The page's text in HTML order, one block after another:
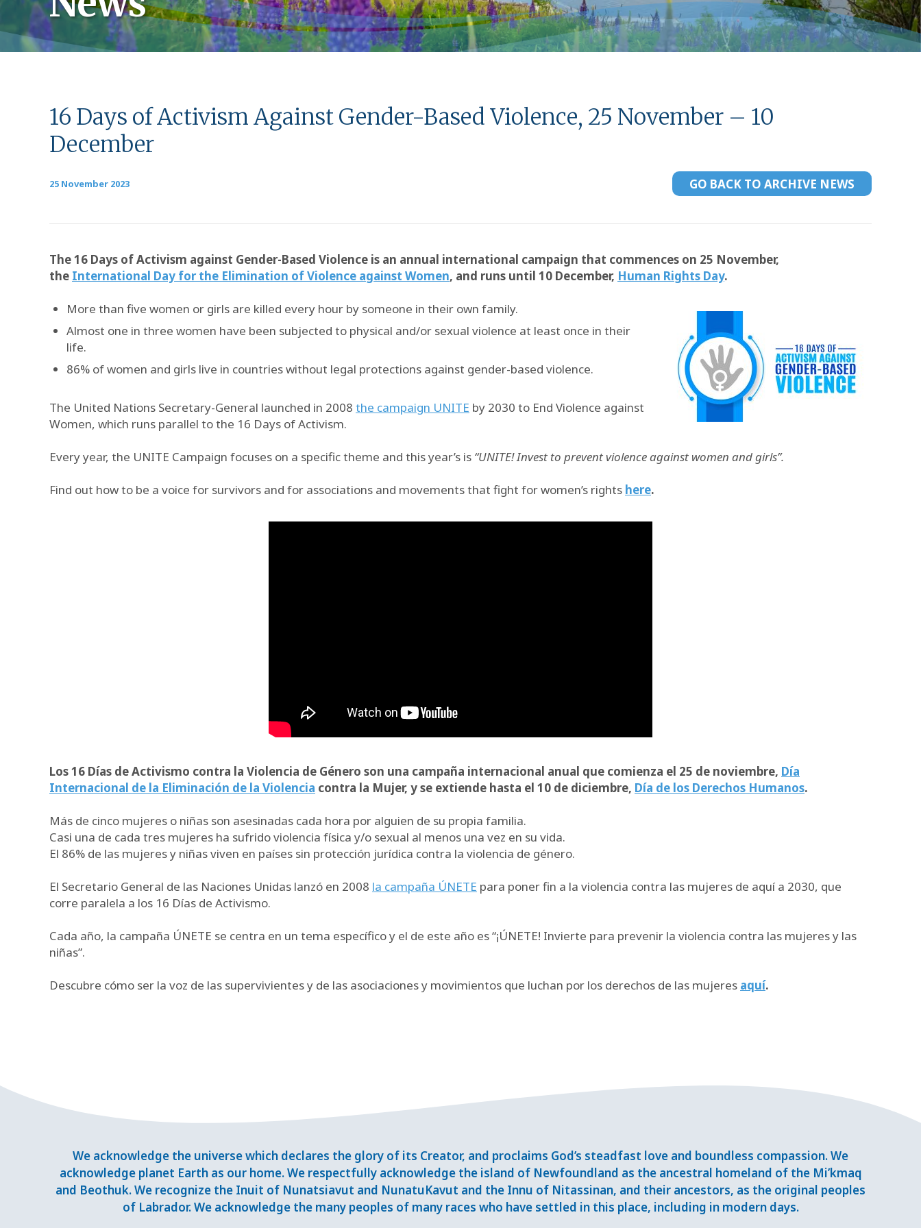
16 Days of Activism Against Gender-Based Violence, 25 November – 10
December
25 November 2023 GO BACK TO ARCHIVE NEWS
The 16 Days of Activism against Gender-Based Violence is an annual international campaign that commences on 25 November,
the International Day for the Elimination of Violence against Women, and runs until 10 December, Human Rights Day.
More than five women or girls are killed every hour by someone in their own family.
Almost one in three women have been subjected to physical and/or sexual violence at least once in their
life.
86% of women and girls live in countries without legal protections against gender-based violence.
The United Nations Secretary-General launched in 2008 the campaign UNITE by 2030 to End Violence against
Women, which runs parallel to the 16 Days of Activism.
Every year, the UNITE Campaign focuses on a specific theme and this year’s is “UNITE! Invest to prevent violence against women and girls”.
Find out how to be a voice for survivors and for associations and movements that fight for women’s rights here.
Los 16 Días de Activismo contra la Violencia de Género son una campaña internacional anual que comienza el 25 de noviembre, Día
Internacional de la Eliminación de la Violencia contra la Mujer, y se extiende hasta el 10 de diciembre, Día de los Derechos Humanos.
Más de cinco mujeres o niñas son asesinadas cada hora por alguien de su propia familia.
Casi una de cada tres mujeres ha sufrido violencia física y/o sexual al menos una vez en su vida.
El 86% de las mujeres y niñas viven en países sin protección jurídica contra la violencia de género.
El Secretario General de las Naciones Unidas lanzó en 2008 la campaña ÚNETE para poner fin a la violencia contra las mujeres de aquí a 2030, que
corre paralela a los 16 Días de Activismo.
Cada año, la campaña ÚNETE se centra en un tema específico y el de este año es “¡ÚNETE! Invierte para prevenir la violencia contra las mujeres y las
niñas”.
Descubre cómo ser la voz de las supervivientes y de las asociaciones y movimientos que luchan por los derechos de las mujeres aquí.
We acknowledge the universe which declares the glory of its Creator, and proclaims God’s steadfast love and boundless compassion. We
acknowledge planet Earth as our home. We respectfully acknowledge the island of Newfoundland as the ancestral homeland of the Mi’kmaq
and Beothuk. We recognize the Inuit of Nunatsiavut and NunatuKavut and the Innu of Nitassinan, and their ancestors, as the original peoples
of Labrador. We acknowledge the many peoples of many races who have settled in this place, including in modern days.